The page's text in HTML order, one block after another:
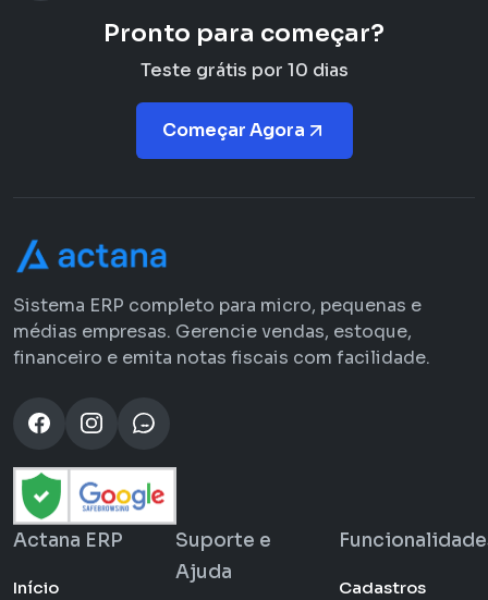
Pronto para começar?
Teste grátis por 10 dias
Começar Agora
Sistema ERP completo para micro, pequenas e
médias empresas. Gerencie vendas, estoque,
financeiro e emita notas fiscais com facilidade.
Actana ERP
Início
Suporte e
Ajuda
Cadastros